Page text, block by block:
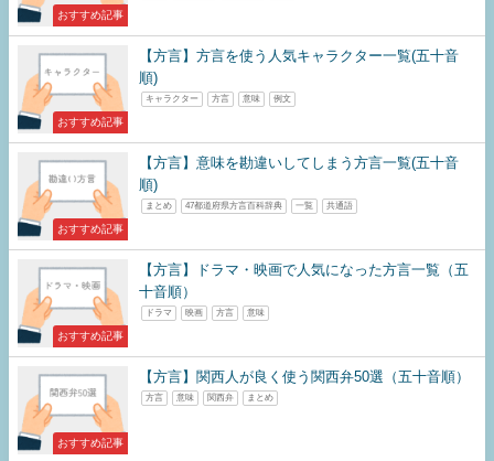
おすすめ記事
おすすめ記事
【方言】方言を使う人気キャラクター一覧(五十音
順)
キャラクター 方言 意味 例文
おすすめ記事
【方言】意味を勘違いしてしまう方言一覧(五十音
順)
まとめ 47都道府県方言百科辞典 一覧 共通語
おすすめ記事
【方言】ドラマ・映画で人気になった方言一覧（五
十音順）
ドラマ 映画 方言 意味
おすすめ記事
【方言】関西人が良く使う関西弁50選（五十音順）
方言 意味 関西弁 まとめ